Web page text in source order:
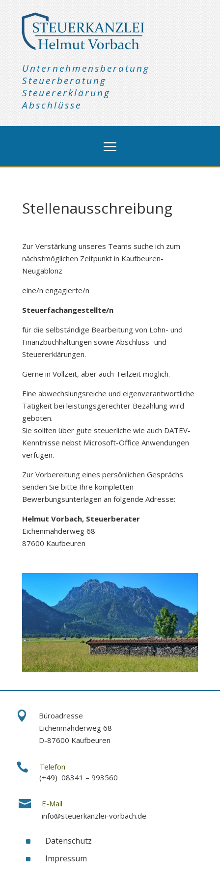
Unternehmensberatung
Steuerberatung
Steuererklärung
Abschlüsse
Stellenausschreibung
Zur Verstärkung unseres Teams suche ich zum
nächstmöglichen Zeitpunkt in Kaufbeuren-
Neugablonz
eine/n engagierte/n
Steuerfachangestellte/n
für die selbständige Bearbeitung von Lohn- und
Finanzbuchhaltungen sowie Abschluss- und
Steuererklärungen.
Gerne in Vollzeit, aber auch Teilzeit möglich.
Eine abwechslungsreiche und eigenverantwortliche
Tätigkeit bei leistungsgerechter Bezahlung wird
geboten.
Sie sollten über gute steuerliche wie auch DATEV-
Kenntnisse nebst Microsoft-Office Anwendungen
verfügen.
Zur Vorbereitung eines persönlichen Gesprächs
senden Sie bitte Ihre kompletten
Bewerbungsunterlagen an folgende Adresse:
Helmut Vorbach, Steuerberater
Eichenmähderweg 68
87600 Kaufbeuren

Büroadresse
Eichenmähderweg 68
D-87600 Kaufbeuren

Telefon
(+49) 08341 – 993560

E-Mail
info@steuerkanzlei-vorbach.de
^ Datenschutz
^ Impressum